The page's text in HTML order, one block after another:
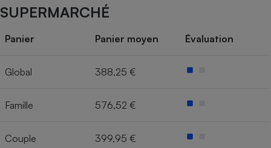
SUPERMARCHÉ
Panier Panier moyen Évaluation
Global 388,25 €
Famille 576,52 €
Couple 399,95 €